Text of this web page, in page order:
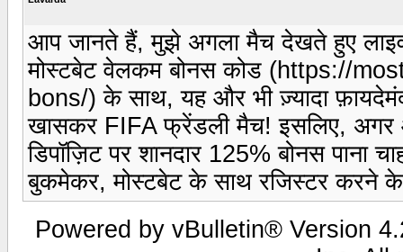
आप जानते हैं, मुझे अगला मैच देखते हुए
मोस्टबेट वेलकम बोनस कोड (https://
bons/) के साथ, यह और भी ज़्यादा
खासकर FIFA फ्रेंडली मैच! इसलिए,
डिपॉज़िट पर शानदार 125% बोनस
बुकमेकर, मोस्टबेट के साथ रजिस्टर करने के
Powered by vBulletin® Version